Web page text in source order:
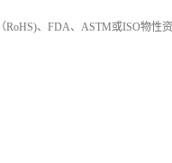
（RoHS)、 FDA、 ASTM或ISO物性